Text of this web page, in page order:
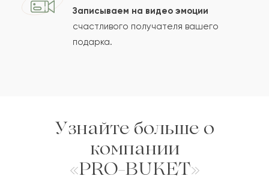
Записываем на видео эмоции
счастливого получателя вашего
подарка.
Узнайте больше о
компании
«PRO-BUKET»